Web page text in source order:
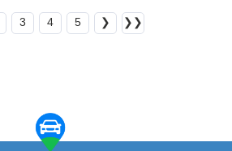
3 4 5 ❯ ❯❯